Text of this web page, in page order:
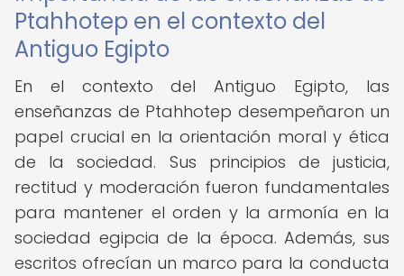
Ptahhotep en el contexto del
Antiguo Egipto
En el contexto del Antiguo Egipto, las
enseñanzas de Ptahhotep desempeñaron un
papel crucial en la orientación moral y ética
de la sociedad. Sus principios de justicia,
rectitud y moderación fueron fundamentales
para mantener el orden y la armonía en la
sociedad egipcia de la época. Además, sus
escritos ofrecían un marco para la conducta